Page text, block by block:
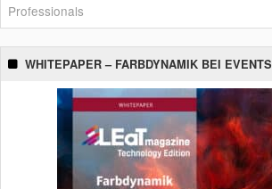
Professionals
WHITEPAPER – FARBDYNAMIK BEI EVENTS